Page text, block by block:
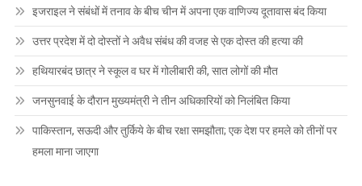
इजराइल ने संबंधों में तनाव के बीच चीन में अपना एक वाणिज्य दूतावास बंद किया
उत्तर प्रदेश में दो दोस्तों ने अवैध संबंध की वजह से एक दोस्त की हत्या की
हथियारबंद छात्र ने स्कूल व घर में गोलीबारी की, सात लोगों की मौत
जनसुनवाई के दौरान मुख्यमंत्री ने तीन अधिकारियों को निलंबित किया
पाकिस्तान, सऊदी और तुर्किये के बीच रक्षा समझौता; एक देश पर हमले को तीनों पर
हमला माना जाएगा